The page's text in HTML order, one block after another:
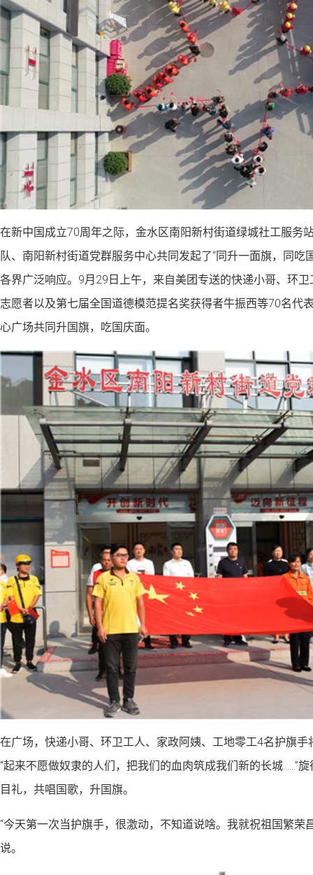
在新中国成立70周年之际，金水区南阳新村街道绿城社工服务
队、南阳新村街道党群服务中心共同发起了“同升一面旗，同吃
各界广泛响应。9月29日上午，来自美团专送的快递小哥、环
志愿者以及第七届全国道德模范提名奖获得者牛振西等70名代
心广场共同升国旗，吃国庆面。
在广场，快递小哥、环卫工人、家政阿姨、工地零工4名护旗
“起来不愿做奴隶的人们，把我们的血肉筑成我们新的长城......”
目礼，共唱国歌，升国旗。
“今天第一次当护旗手，很激动，不知道说啥。我就祝祖国繁荣
说。